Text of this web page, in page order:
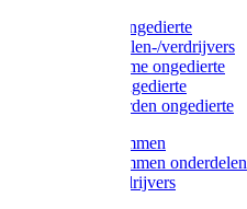
Diversen ongedierte
Insectenvallen-/verdrijvers
Protect Home ongedierte
Solabiol ongedierte
Protect Garden ongedierte
Mollenklemmen
Mollenklemmen onderdelen
Mollenverdrijvers